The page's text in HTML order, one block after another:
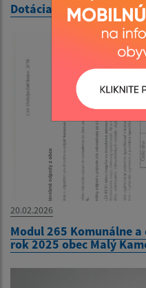
Dotácia Od MFSR
20.02.2026
Modul 265 Komunálne
rok 2025 obec Malý